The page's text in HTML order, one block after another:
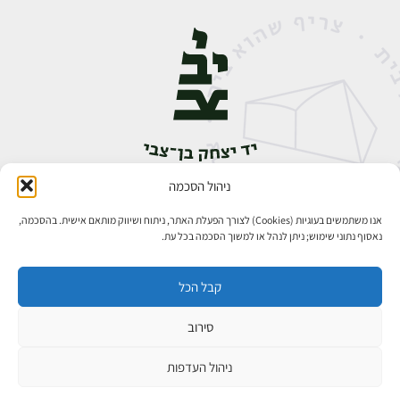
ניהול הסכמה
אנו משתמשים בעוגיות (Cookies) לצורך הפעלת האתר, ניתוח ושיווק מותאם אישית. בהסכמה,
נאסוף נתוני שימוש; ניתן לנהל או למשוך הסכמה בכל עת.
קבל הכל
סירוב
ניהול העדפות
אבן גבירול 14, רחביה, ירושלים
פיתוח אתרים